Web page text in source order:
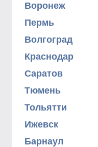
Воронеж
Пермь
Волгоград
Краснодар
Саратов
Тюмень
Тольятти
Ижевск
Барнаул